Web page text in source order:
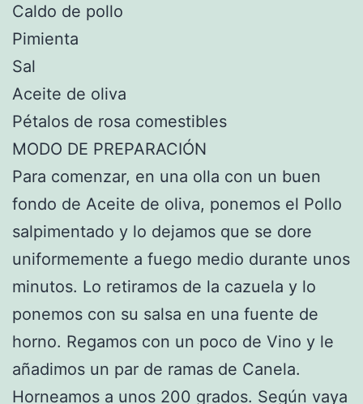
Caldo de pollo
Pimienta
Sal
Aceite de oliva
Pétalos de rosa comestibles
MODO DE PREPARACIÓN
Para comenzar, en una olla con un buen
fondo de Aceite de oliva, ponemos el Pollo
salpimentado y lo dejamos que se dore
uniformemente a fuego medio durante unos
minutos. Lo retiramos de la cazuela y lo
ponemos con su salsa en una fuente de
horno. Regamos con un poco de Vino y le
añadimos un par de ramas de Canela.
Horneamos a unos 200 grados. Según vaya